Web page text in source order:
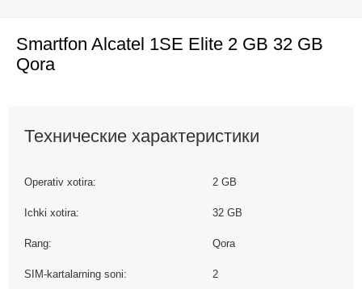
Smartfon Alcatel 1SE Elite 2 GB 32 GB
Qora
Технические характеристики
Operativ xotira: 2 GB
Ichki xotira: 32 GB
Rang: Qora
SIM-kartalarning soni: 2